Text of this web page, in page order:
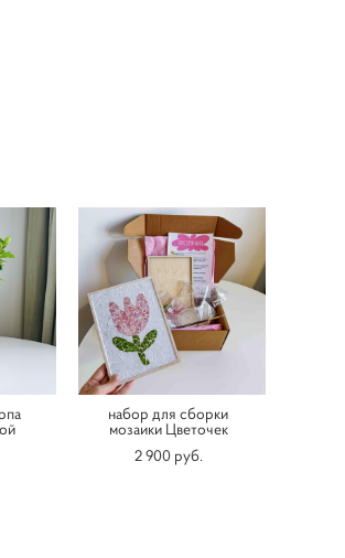
набор для сборки
мозаики Цветочек
2 900 pуб.